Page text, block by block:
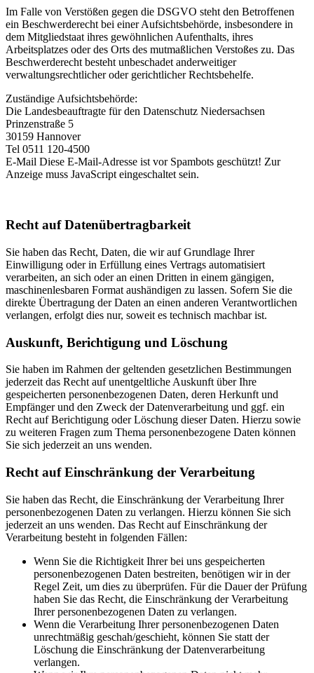
Im Falle von Verstößen gegen die DSGVO steht den Betroffenen
ein Beschwerderecht bei einer Aufsichtsbehörde, insbesondere in
dem Mitgliedstaat ihres gewöhnlichen Aufenthalts, ihres
Arbeitsplatzes oder des Orts des mutmaßlichen Verstoßes zu. Das
Beschwerderecht besteht unbeschadet anderweitiger
verwaltungsrechtlicher oder gerichtlicher Rechtsbehelfe.
Zuständige Aufsichtsbehörde:
Die Landesbeauftragte für den Datenschutz Niedersachsen
Prinzenstraße 5
30159 Hannover
Tel 0511 120-4500
E-Mail Diese E-Mail-Adresse ist vor Spambots geschützt! Zur
Anzeige muss JavaScript eingeschaltet sein.
Recht auf Daten­übertrag­barkeit
Sie haben das Recht, Daten, die wir auf Grundlage Ihrer
Einwilligung oder in Erfüllung eines Vertrags automatisiert
verarbeiten, an sich oder an einen Dritten in einem gängigen,
maschinenlesbaren Format aushändigen zu lassen. Sofern Sie die
direkte Übertragung der Daten an einen anderen Verantwortlichen
verlangen, erfolgt dies nur, soweit es technisch machbar ist.
Auskunft, Berichtigung und Löschung
Sie haben im Rahmen der geltenden gesetzlichen Bestimmungen
jederzeit das Recht auf unentgeltliche Auskunft über Ihre
gespeicherten personenbezogenen Daten, deren Herkunft und
Empfänger und den Zweck der Datenverarbeitung und ggf. ein
Recht auf Berichtigung oder Löschung dieser Daten. Hierzu sowie
zu weiteren Fragen zum Thema personenbezogene Daten können
Sie sich jederzeit an uns wenden.
Recht auf Einschränkung der Verarbeitung
Sie haben das Recht, die Einschränkung der Verarbeitung Ihrer
personenbezogenen Daten zu verlangen. Hierzu können Sie sich
jederzeit an uns wenden. Das Recht auf Einschränkung der
Verarbeitung besteht in folgenden Fällen:
Wenn Sie die Richtigkeit Ihrer bei uns gespeicherten
personenbezogenen Daten bestreiten, benötigen wir in der
Regel Zeit, um dies zu überprüfen. Für die Dauer der Prüfung
haben Sie das Recht, die Einschränkung der Verarbeitung
Ihrer personenbezogenen Daten zu verlangen.
Wenn die Verarbeitung Ihrer personenbezogenen Daten
unrechtmäßig geschah/geschieht, können Sie statt der
Löschung die Einschränkung der Datenverarbeitung
verlangen.